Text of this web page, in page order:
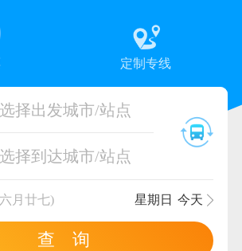
定制专线
择出发城市/站点
择到达城市/站点
月廿七) 星期日 今天
查 询